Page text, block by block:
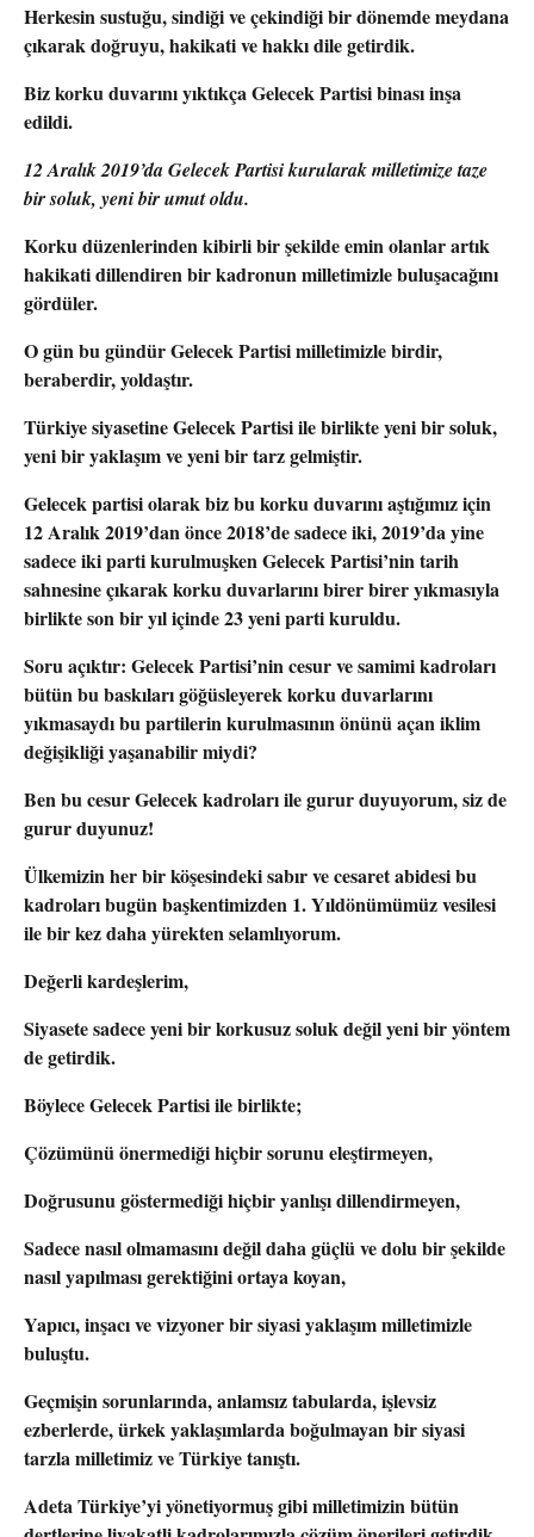
Herkesin sustuğu, sindiği ve çekindiği bir dönemde meydana
çıkarak doğruyu, hakikati ve hakkı dile getirdik.
Biz korku duvarını yıktıkça Gelecek Partisi binası inşa
edildi.
12 Aralık 2019’da Gelecek Partisi kurularak milletimize taze
bir soluk, yeni bir umut oldu.
Korku düzenlerinden kibirli bir şekilde emin olanlar artık
hakikati dillendiren bir kadronun milletimizle buluşacağını
gördüler.
O gün bu gündür Gelecek Partisi milletimizle birdir,
beraberdir, yoldaştır.
Türkiye siyasetine Gelecek Partisi ile birlikte yeni bir soluk,
yeni bir yaklaşım ve yeni bir tarz gelmiştir.
Gelecek partisi olarak biz bu korku duvarını aştığımız için
12 Aralık 2019’dan önce 2018’de sadece iki, 2019’da yine
sadece iki parti kurulmuşken Gelecek Partisi’nin tarih
sahnesine çıkarak korku duvarlarını birer birer yıkmasıyla
birlikte son bir yıl içinde 23 yeni parti kuruldu.
Soru açıktır: Gelecek Partisi’nin cesur ve samimi kadroları
bütün bu baskıları göğüsleyerek korku duvarlarını
yıkmasaydı bu partilerin kurulmasının önünü açan iklim
değişikliği yaşanabilir miydi?
Ben bu cesur Gelecek kadroları ile gurur duyuyorum, siz de
gurur duyunuz!
Ülkemizin her bir köşesindeki sabır ve cesaret abidesi bu
kadroları bugün başkentimizden 1. Yıldönümümüz vesilesi
ile bir kez daha yürekten selamlıyorum.
Değerli kardeşlerim,
Siyasete sadece yeni bir korkusuz soluk değil yeni bir yöntem
de getirdik.
Böylece Gelecek Partisi ile birlikte;
Çözümünü önermediği hiçbir sorunu eleştirmeyen,
Doğrusunu göstermediği hiçbir yanlışı dillendirmeyen,
Sadece nasıl olmamasını değil daha güçlü ve dolu bir şekilde
nasıl yapılması gerektiğini ortaya koyan,
Yapıcı, inşacı ve vizyoner bir siyasi yaklaşım milletimizle
buluştu.
Geçmişin sorunlarında, anlamsız tabularda, işlevsiz
ezberlerde, ürkek yaklaşımlarda boğulmayan bir siyasi
tarzla milletimiz ve Türkiye tanıştı.
Adeta Türkiye’yi yönetiyormuş gibi milletimizin bütün